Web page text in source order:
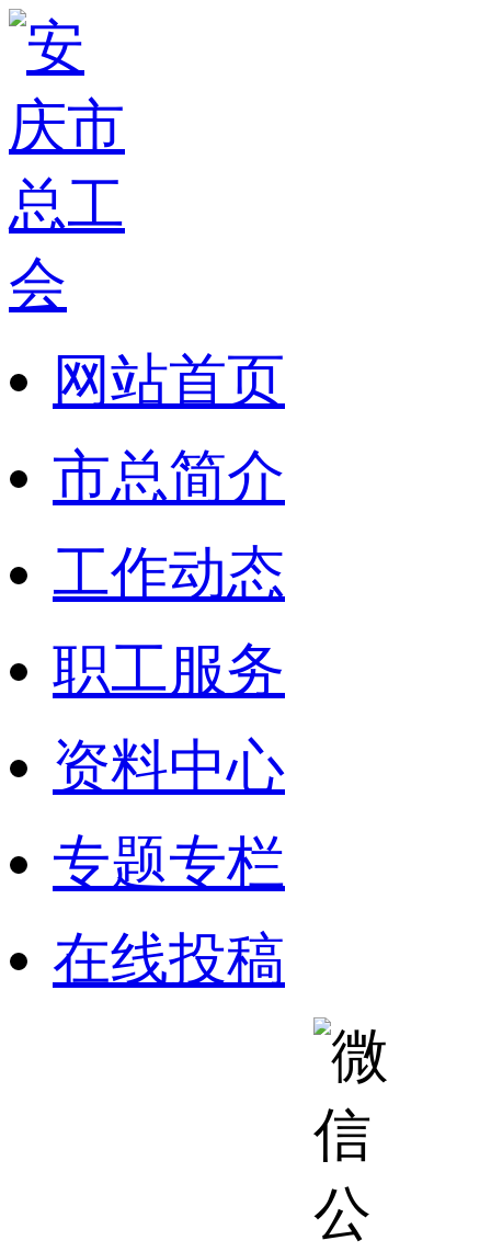
网站首页
市总简介
工作动态
职工服务
资料中心
专题专栏
在线投稿